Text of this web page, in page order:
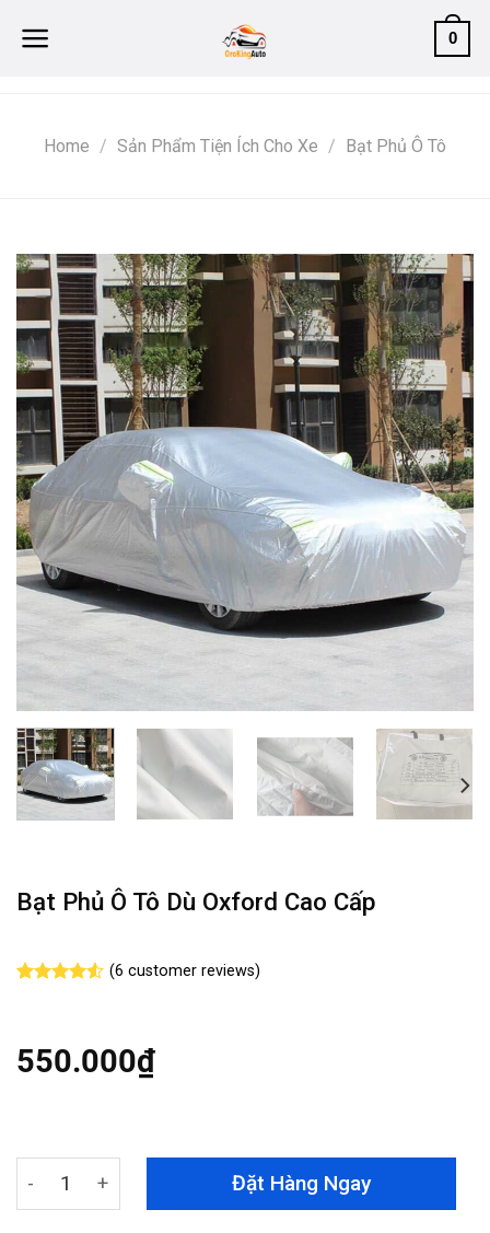
0
Home / Sản Phẩm Tiện Ích Cho Xe / Bạt Phủ Ô Tô
Bạt Phủ Ô Tô Dù Oxford Cao Cấp
based on
customer
(6 customer reviews)
550.000₫
Bạt Phủ Ô Tô Dù Oxford Cao Cấp quantity
Đặt Hàng Ngay